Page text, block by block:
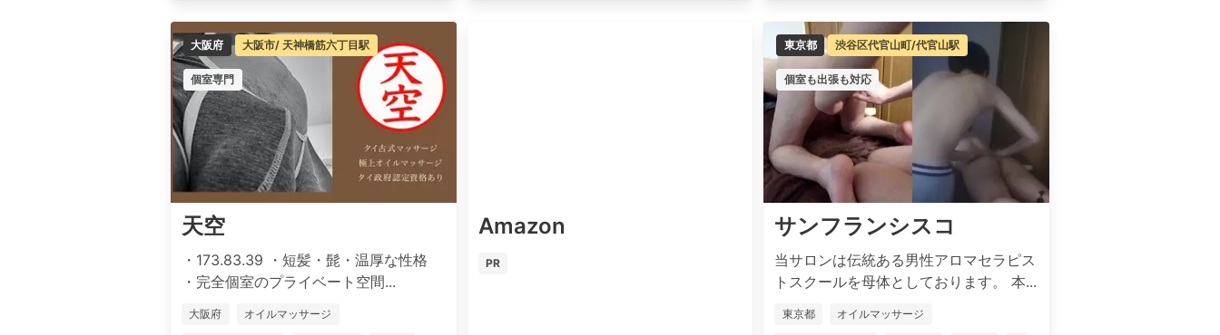
大阪府 大阪市/ 天神橋筋六丁目駅
個室専門
天空
・173.83.39 ・短髪・髭・温厚な性格
・完全個室のプライベート空間...
大阪府 オイルマッサージ
Amazon
PR
東京都 渋谷区代官山町/代官山駅
個室も出張も対応
サンフランシスコ
当サロンは伝統ある男性アロマセラピス
トスクールを母体としております。 本...
東京都 オイルマッサージ